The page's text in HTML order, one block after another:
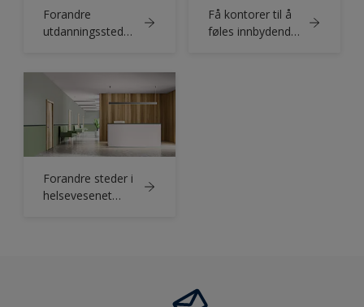
Forandre
utdanningssteder
Professional
Få kontorer til å
føles innbydende
Forandre steder i
helsevesenet